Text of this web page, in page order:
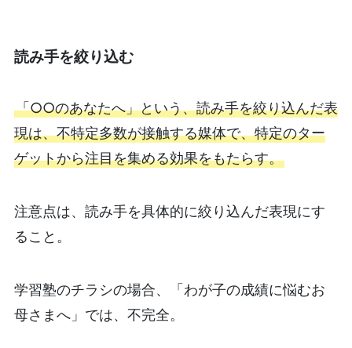
読み手を絞り込む
「○○のあなたへ」という、読み手を絞り込んだ表
現は、不特定多数が接触する媒体で、特定のター
ゲットから注目を集める効果をもたらす。
注意点は、読み手を具体的に絞り込んだ表現にす
ること。
学習塾のチラシの場合、「わが子の成績に悩むお
母さまへ」では、不完全。